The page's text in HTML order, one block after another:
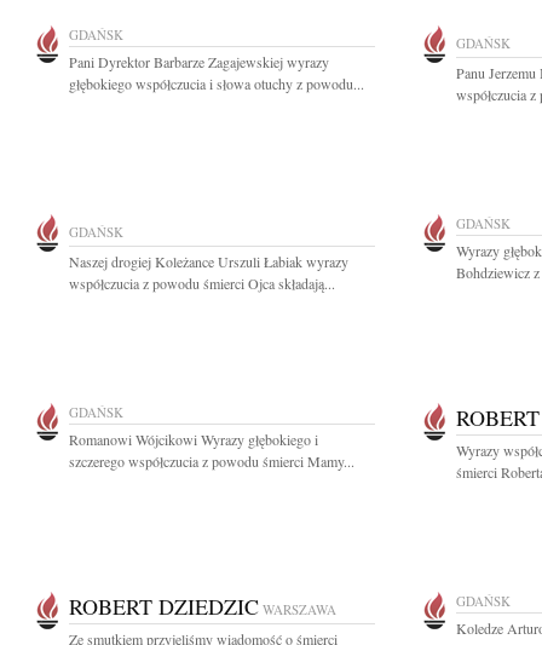
GDAŃSK
Pani Dyrektor Barbarze Zagajewskiej wyrazy
głębokiego współczucia i słowa otuchy z powodu...
GDAŃSK
Panu
współczucia
GDAŃSK
Naszej drogiej Koleżance Urszuli Łabiak wyrazy
współczucia z powodu śmierci Ojca składają...
GDAŃSK
Wyrazy
Bohdziewicz
GDAŃSK
Romanowi Wójcikowi Wyrazy głębokiego i
szczerego współczucia z powodu śmierci Mamy...
Wyrazy
śmierci
ROBERT DZIEDZIC WARSZAWA
Ze smutkiem przyjęliśmy wiadomość o śmierci
GDAŃSK
Koledze